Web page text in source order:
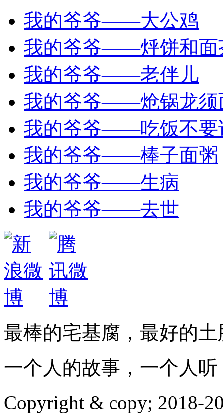
我的爷爷——大公鸡
我的爷爷——烀饼和面
我的爷爷——老伴儿
我的爷爷——炝锅龙须
我的爷爷——吃饭不要
我的爷爷——棒子面粥
我的爷爷——生病
我的爷爷——去世
最棒的宅基腐，最好的土
一个人的故事，一个人听
Copyright & copy; 2018-